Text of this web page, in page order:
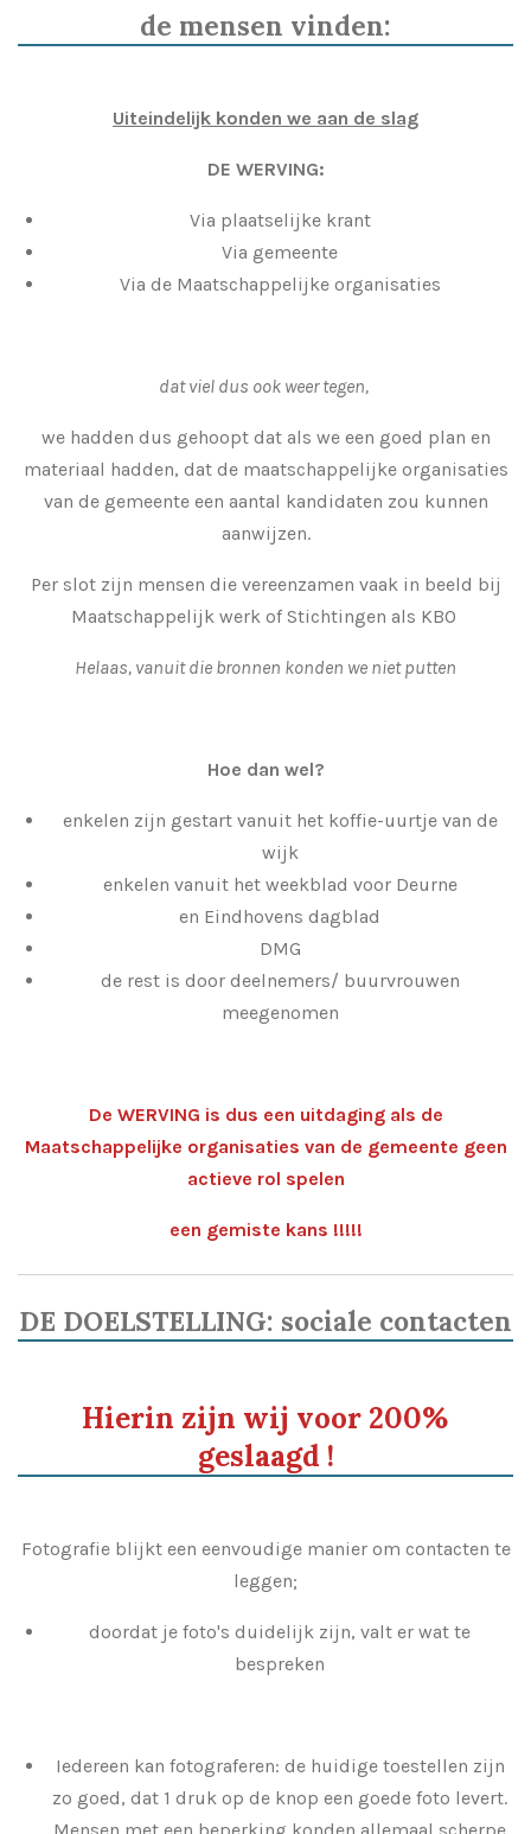
de mensen vinden:
Uiteindelijk konden we aan de slag
DE WERVING:
Via plaatselijke krant
Via gemeente
Via de Maatschappelijke organisaties
dat viel dus ook weer tegen,
we hadden dus gehoopt dat als we een goed plan en
materiaal hadden, dat de maatschappelijke organisaties
van de gemeente een aantal kandidaten zou kunnen
aanwijzen.
Per slot zijn mensen die vereenzamen vaak in beeld bij
Maatschappelijk werk of Stichtingen als KBO
Helaas, vanuit die bronnen konden we niet putten
Hoe dan wel?
enkelen zijn gestart vanuit het koffie-uurtje van de
wijk
enkelen vanuit het weekblad voor Deurne
en Eindhovens dagblad
DMG
de rest is door deelnemers/ buurvrouwen
meegenomen
De WERVING is dus een uitdaging als de
Maatschappelijke organisaties van de gemeente geen
actieve rol spelen
een gemiste kans !!!!!
DE DOELSTELLING: sociale contacten
Hierin zijn wij voor 200%
geslaagd !
Fotografie blijkt een eenvoudige manier om contacten te
leggen;
doordat je foto's duidelijk zijn, valt er wat te
bespreken
Iedereen kan fotograferen: de huidige toestellen zijn
zo goed, dat 1 druk op de knop een goede foto levert.